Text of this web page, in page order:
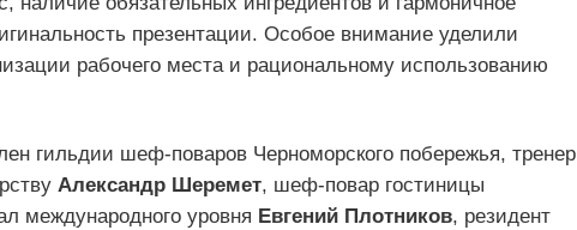
презентации. Особое внимание уделили
рабочего места и рациональному использованию
гильдии шеф-поваров Черноморского побережья, тренер
Александр Шеремет, шеф-повар гостиницы
международного уровня Евгений Плотников, резидент